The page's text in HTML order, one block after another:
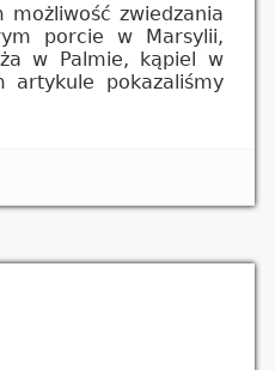
zwiedzania
porcie w Marsylii,
w Palmie, kąpiel w
artykule pokazaliśmy